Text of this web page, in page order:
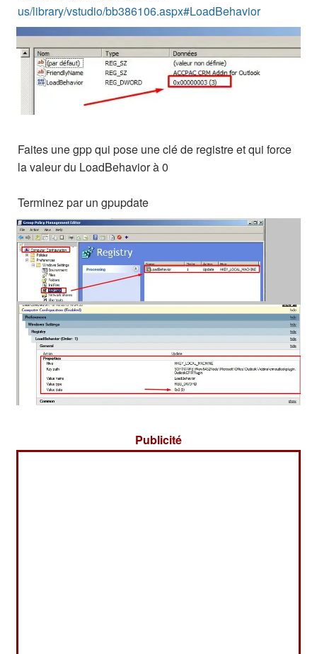
us/library/vstudio/bb386106.aspx#LoadBehavior
Faites une gpp qui pose une clé de registre et qui force
la valeur du LoadBehavior à 0
Terminez par un gpupdate
Publicité